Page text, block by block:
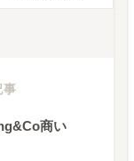
事
商い